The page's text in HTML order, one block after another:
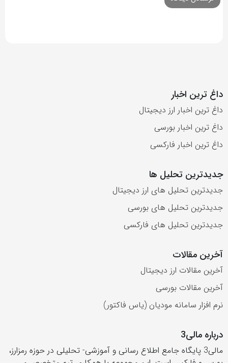
داغ ترین اخبار
داغ ترین اخبار ارز دیجیتال
داغ ترین اخبار بورسی
داغ ترین اخبار فارکسی
جدیدترین تحلیل ها
جدیدترین تحلیل های ارز دیجیتال
جدیدترین تحلیل های بورسی
جدیدترین تحلیل های فارکسی
آخرین مقالات
آخرین مقالات ارز دیجیتال
آخرین مقالات بورسی
نرم افزار سامانه مودیان (یاس فاکتور)
درباره مالی3
مالی3 پایگاه جامع اطلاع رسانی و آموزشی- تحلیلی در حوزه رمزارز،